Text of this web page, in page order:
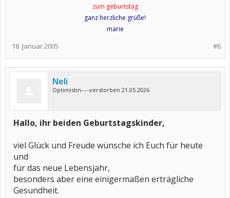
zum geburtstag
ganz herzliche grüße!
marie
#6
18. Januar 2005
Neli
Optimistin----verstorben 21.05.2026
Hallo, ihr beiden Geburtstagskinder,
viel Glück und Freude wünsche ich Euch für heute
und
für das neue Lebensjahr,
besonders aber eine einigermaßen erträgliche
Gesundheit.